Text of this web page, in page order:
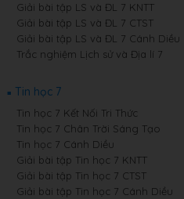
Giải bài tập LS và ĐL 7 KNTT
Giải bài tập LS và ĐL 7 CTST
Giải bài tập LS và ĐL 7 Cánh Diều
Trắc nghiệm Lịch sử và Địa lí 7
Tin học 7
Tin học 7 Kết Nối Tri Thức
Tin học 7 Chân Trời Sáng Tạo
Tin học 7 Cánh Diều
Giải bài tập Tin học 7 KNTT
Giải bài tập Tin học 7 CTST
Giải bài tập Tin học 7 Cánh Diều